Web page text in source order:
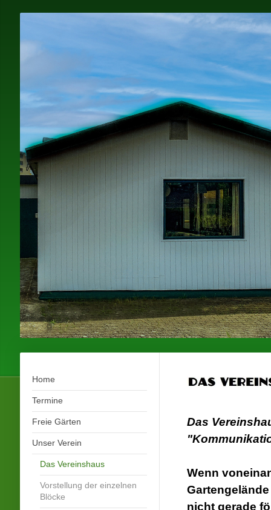
Home
Termine
Freie Gärten
Unser Verein
Das Vereinshaus
Vorstellung der einzelnen
Blöcke
Das
Wenn
nicht gerade